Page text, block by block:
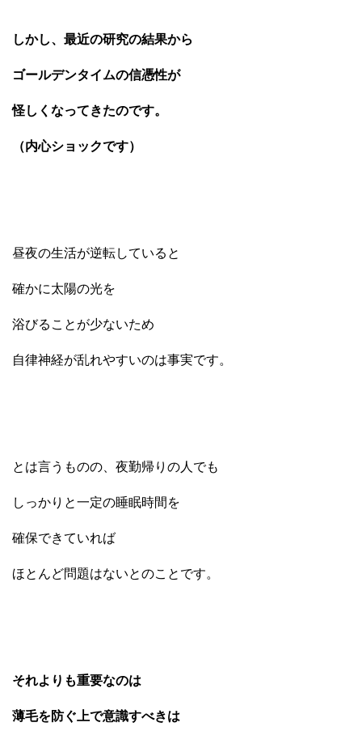
しかし、最近の研究の結果から
ゴールデンタイムの信憑性が
怪しくなってきたのです。
（内心ショックです）
昼夜の生活が逆転していると
確かに太陽の光を
浴びることが少ないため
自律神経が乱れやすいのは事実です。
とは言うものの、夜勤帰りの人でも
しっかりと一定の睡眠時間を
確保できていれば
ほとんど問題はないとのことです。
それよりも重要なのは
薄毛を防ぐ上で意識すべきは